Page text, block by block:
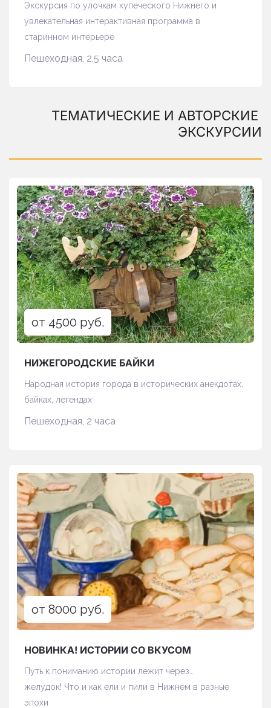
Экскурсия по улочкам купеческого Нижнего и
увлекательная интерактивная программа в
старинном интерьере
Пешеходная, 2,5 часа
ТЕМАТИЧЕСКИЕ И АВТОРСКИЕ
ЭКСКУРСИИ
НИЖЕГОРОДСКИЕ БАЙКИ
от 4500 руб.
Народная история города в исторических анекдотах,
байках, легендах
Пешеходная, 2 часа
НОВИНКА! ИСТОРИИ СО ВКУСОМ
от 8000 руб.
Путь к пониманию истории лежит через…
желудок! Что и как ели и пили в Нижнем в разные
эпохи